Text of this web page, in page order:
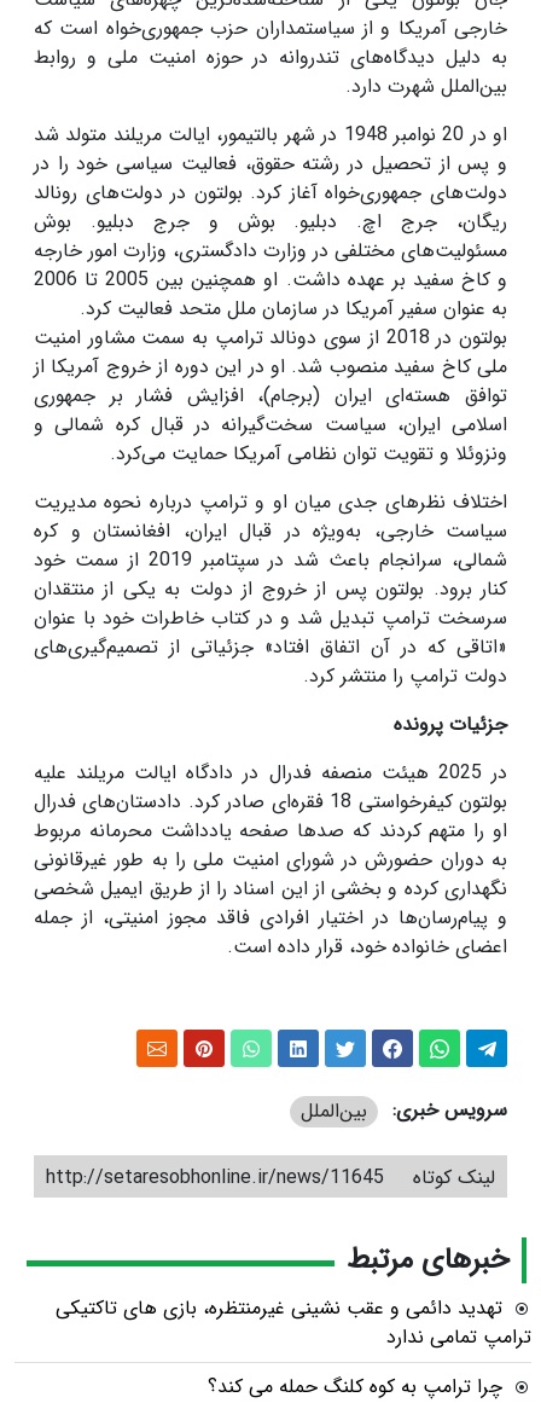
خارجی آمریکا و از سیاستمداران حزب جمهوری‌خواه است که
به دلیل دیدگاه‌های تندروانه در حوزه امنیت ملی و روابط
بین‌الملل شهرت دارد.
او در 20 نوامبر 1948 در شهر بالتیمور، ایالت مریلند متولد شد
و پس از تحصیل در رشته حقوق، فعالیت سیاسی خود را در
دولت‌های جمهوری‌خواه آغاز کرد. بولتون در دولت‌های رونالد
ریگان، جرج اچ. دبلیو. بوش و جرج دبلیو. بوش
مسئولیت‌های مختلفی در وزارت دادگستری، وزارت امور خارجه
و کاخ سفید بر عهده داشت. او همچنین بین 2005 تا 2006
به عنوان سفیر آمریکا در سازمان ملل متحد فعالیت کرد.
بولتون در 2018 از سوی دونالد ترامپ به سمت مشاور امنیت
ملی کاخ سفید منصوب شد. او در این دوره از خروج آمریکا از
توافق هسته‌ای ایران (برجام)، افزایش فشار بر جمهوری
اسلامی ایران، سیاست سخت‌گیرانه در قبال کره شمالی و
ونزوئلا و تقویت توان نظامی آمریکا حمایت می‌کرد.
اختلاف نظرهای جدی میان او و ترامپ درباره نحوه مدیریت
سیاست خارجی، به‌ویژه در قبال ایران، افغانستان و کره
شمالی، سرانجام باعث شد در سپتامبر 2019 از سمت خود
کنار برود. بولتون پس از خروج از دولت به یکی از منتقدان
سرسخت ترامپ تبدیل شد و در کتاب خاطرات خود با عنوان
«اتاقی که در آن اتفاق افتاد» جزئیاتی از تصمیم‌گیری‌های
دولت ترامپ را منتشر کرد.
جزئیات پرونده
در 2025 هیئت منصفه فدرال در دادگاه ایالت مریلند علیه
بولتون کیفرخواستی 18 فقره‌ای صادر کرد. دادستان‌های فدرال
او را متهم کردند که صدها صفحه یادداشت محرمانه مربوط
به دوران حضورش در شورای امنیت ملی را به طور غیرقانونی
نگهداری کرده و بخشی از این اسناد را از طریق ایمیل شخصی
و پیام‌رسان‌ها در اختیار افرادی فاقد مجوز امنیتی، از جمله
اعضای خانواده خود، قرار داده است.
سرویس خبری: بین‌الملل
لینک کوتاه http://setaresobhonline.ir/news/11645
خبرهای مرتبط
تهدید دائمی و عقب نشینی غیرمنتظره، بازی های تاکتیکی
ترامپ تمامی ندارد
چرا ترامپ به کوه کلنگ حمله می کند؟